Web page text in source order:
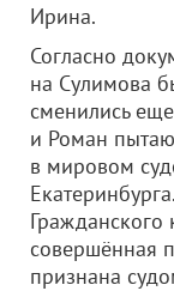
Ирина.
Согласно
на Сулимова
сменились
и Роман
в мировом
Гражданского
совершённая
признана